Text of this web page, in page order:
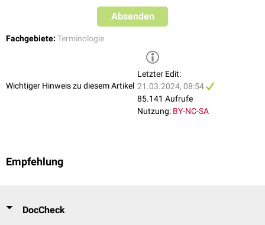
Absenden
Fachgebiete: Terminologie
Wichtiger Hinweis zu diesem Artikel
Letzter Edit:
21.03.2024, 08:54
85.141 Aufrufe
Nutzung: BY-NC-SA
Empfehlung
DocCheck